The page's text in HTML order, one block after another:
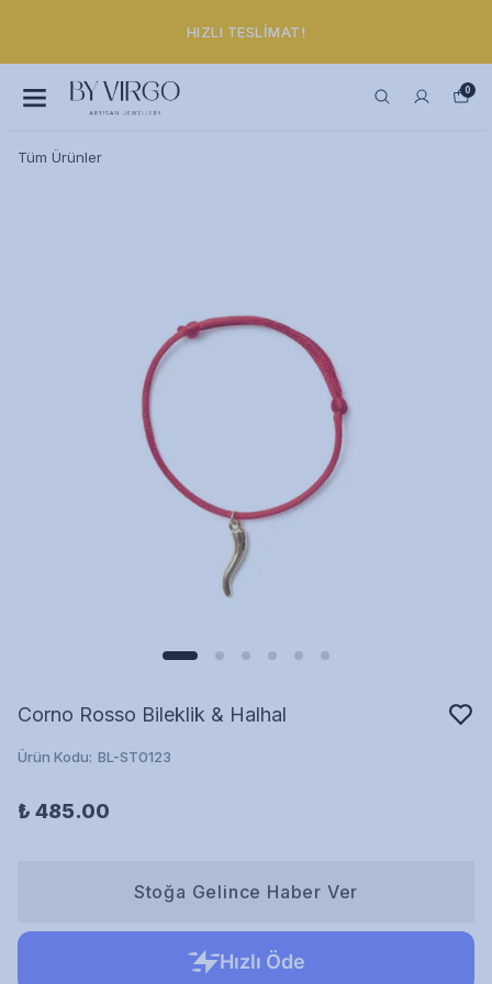
HIZLI TESLIMAT!
0
Tüm Ürünler
Corno Rosso Bileklik & Halhal
Ürün Kodu: BL-ST0123
₺ 485.00
Stoğa Gelince Haber Ver